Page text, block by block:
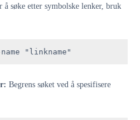
å søke etter symbolske lenker, bruk
"linkname"
Begrens søket ved å spesifisere